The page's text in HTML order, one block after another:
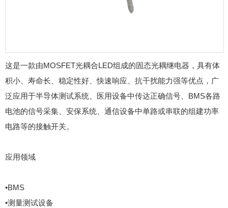
这是一款由MOSFET光耦合LED组成的固态光耦继电器，具有体
积小、寿命长、稳定性好、快速响应、抗干扰能力强等优点，广
泛应用于半导体测试系统、医用设备中传达正确信号、BMS各路
电池的信号采集、安保系统、通信设备中单路或串联的组建功率
电路等的接触开关。
应用领域
•BMS
•测量测试设备